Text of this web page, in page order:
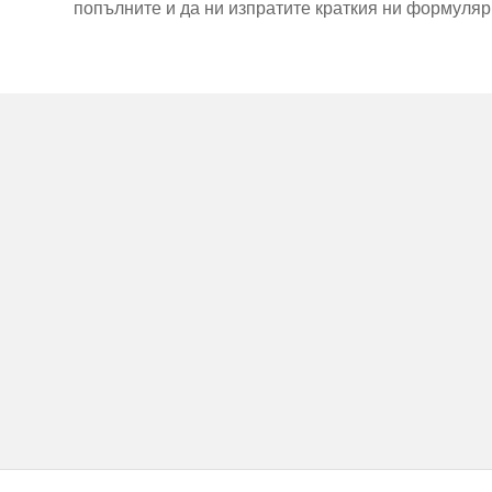
попълните и да ни изпратите краткия ни